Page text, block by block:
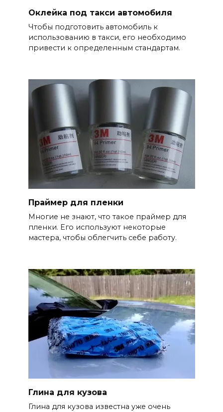
Оклейка под такси автомобиля
Чтобы подготовить автомобиль к
использованию в такси, его необходимо
привести к определенным стандартам.
Праймер для пленки
Многие не знают, что такое праймер для
пленки. Его используют некоторые
мастера, чтобы облегчить себе работу.
Глина для кузова
Глина для кузова известна уже очень